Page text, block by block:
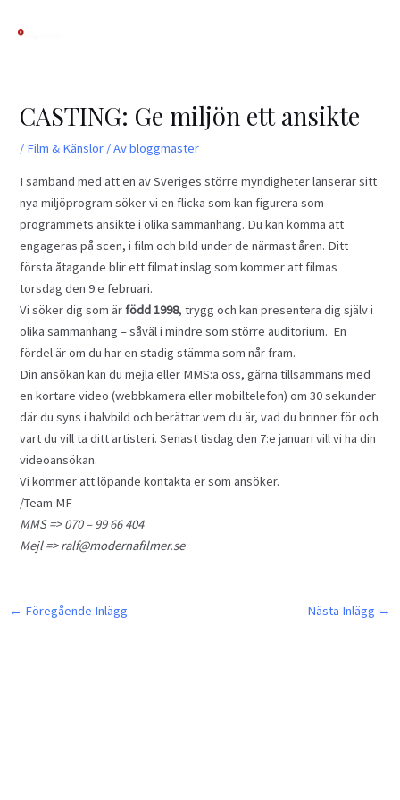
CASTING: Ge miljön ett ansikte
/ Film & Känslor / Avbloggmaster
I samband med att en av Sveriges större myndigheter lanserar sitt
nya miljöprogram söker vi en flicka som kan figurera som
programmets ansikte i olika sammanhang. Du kan komma att
engageras på scen, i film och bild under de närmast åren. Ditt
första åtagande blir ett filmat inslag som kommer att filmas
torsdag den 9:e februari.
Vi söker dig som ärfödd 1998, trygg och kan presentera dig själv i
olika sammanhang – såväl i mindre som större auditorium. En
fördel är om du har en stadig stämma som når fram.
Din ansökan kan du mejla eller MMS:a oss, gärna tillsammans med
en kortare video (webbkamera eller mobiltelefon) om 30 sekunder
där du syns i halvbild och berättar vem du är, vad du brinner för och
vart du vill ta ditt artisteri. Senast tisdag den 7:e januari vill vi ha din
videoansökan.
Vi kommer att löpande kontakta er som ansöker.
/Team MF
MMS => 070 – 99 66 404
Mejl => ralf@modernafilmer.se
← Föregående Inlägg Nästa Inlägg →